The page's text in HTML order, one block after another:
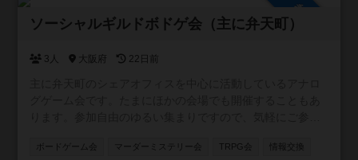
参加自由
ソーシャルギルドボドゲ会（主に弁天町）
3人 大阪府 22日前
いればTRPGやマダミスも開催しています。一緒に企画し
ボードゲーム会 マーダーミステリー会 TRPG会 情報交換